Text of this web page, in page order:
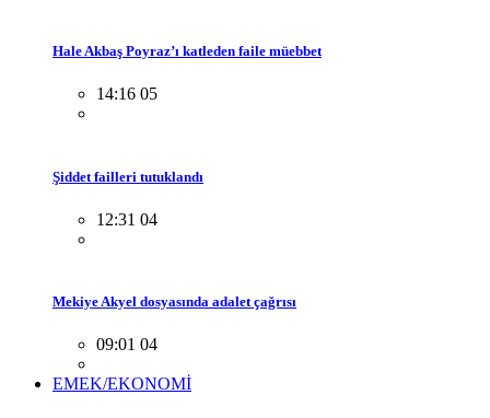
Hale Akbaş Poyraz’ı katleden faile müebbet
14:16 05
Şiddet failleri tutuklandı
12:31 04
Mekiye Akyel dosyasında adalet çağrısı
09:01 04
EMEK/EKONOMİ